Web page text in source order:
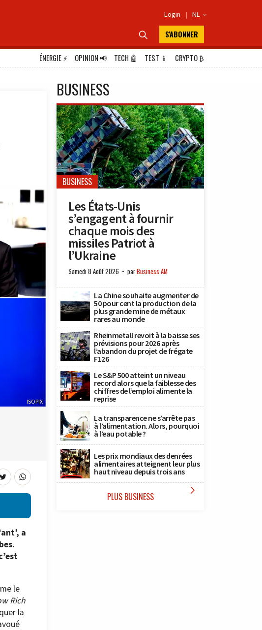
Login | NL 
 S'ABONNER
ÉNERGIE⚡ OPINION📢 TECH 🤖 TEST 📱 CRYPTO₿
ISOPIX
a
le
Rich
la
BUSINESS
BUSINESS
Les États-Unis
s’engagent à fournir
chaque mois des
missiles Patriot à
l’Ukraine
Samedi 8 Août 2026 parBusiness AM
La Chine souhaite augmenter de
50 pour cent la production de la
plus grande mine de métaux
rares au monde
Rheinmetall revoit à la baisse ses
prévisions pour 2026 après
l’abandon du projet de frégate
F126
Le S&P 500 atteint un niveau
record alors que la faiblesse des
chiffres de l’emploi alimente la
reprise
La transparence ne s’arrête pas
à l’alimentation. Alors, pourquoi
à l’eau potable ?
Les prix mondiaux des denrées
alimentaires atteignent leur plus
haut niveau depuis trois ans
PLUS BUSINESS 